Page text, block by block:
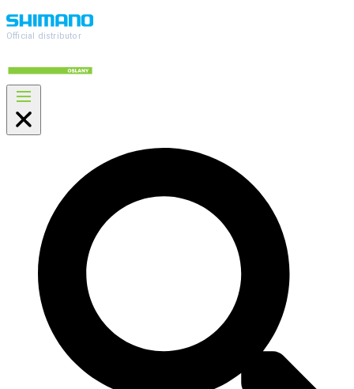
Official distributor